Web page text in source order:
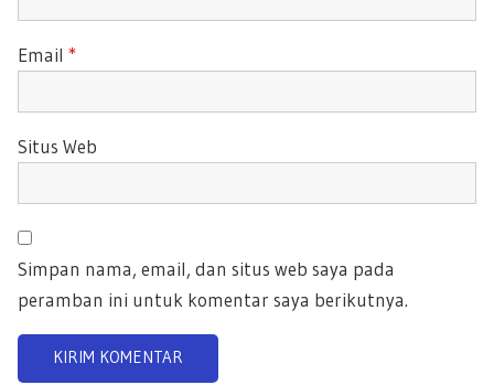
Email *
Situs Web
Simpan nama, email, dan situs web saya pada
peramban ini untuk komentar saya berikutnya.